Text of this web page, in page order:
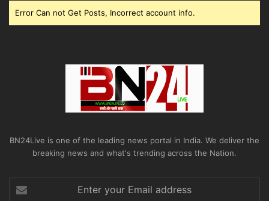
Error Can not Get Posts, Incorrect account info.
BN24Live is one of the leading news portal in India. We deliver the
breaking news and what's trending across the Nation.
your